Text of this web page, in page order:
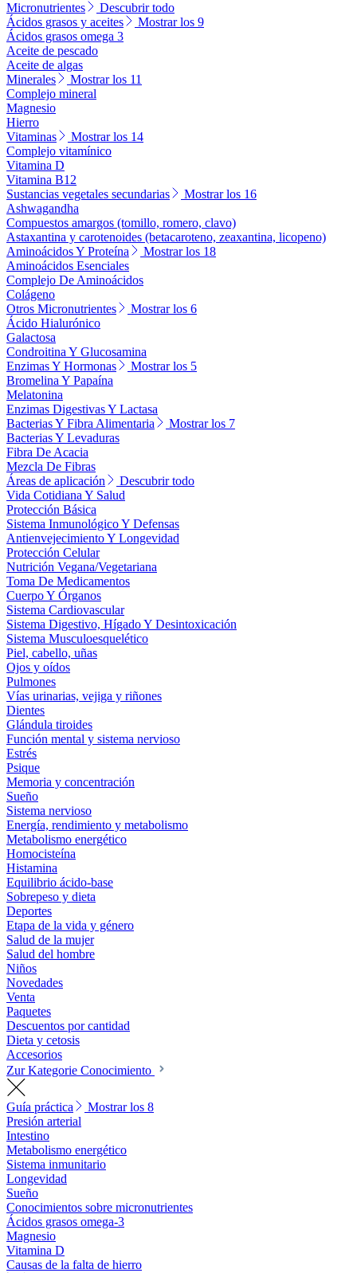
Micronutrientes
Descubrir todo
Ácidos grasos y aceites
Mostrar los 9
Ácidos grasos omega 3
Aceite de pescado
Aceite de algas
Minerales
Mostrar los 11
Complejo mineral
Magnesio
Hierro
Vitaminas
Mostrar los 14
Complejo vitamínico
Vitamina D
Vitamina B12
Sustancias vegetales secundarias
Mostrar los 16
Ashwagandha
Compuestos amargos (tomillo, romero, clavo)
Astaxantina y carotenoides (betacaroteno, zeaxantina, licopeno)
Aminoácidos Y Proteína
Mostrar los 18
Aminoácidos Esenciales
Complejo De Aminoácidos
Colágeno
Otros Micronutrientes
Mostrar los 6
Ácido Hialurónico
Galactosa
Condroitina Y Glucosamina
Enzimas Y Hormonas
Mostrar los 5
Bromelina Y Papaína
Melatonina
Enzimas Digestivas Y Lactasa
Bacterias Y Fibra Alimentaria
Mostrar los 7
Bacterias Y Levaduras
Fibra De Acacia
Mezcla De Fibras
Áreas de aplicación
Descubrir todo
Vida Cotidiana Y Salud
Protección Básica
Sistema Inmunológico Y Defensas
Antienvejecimiento Y Longevidad
Protección Celular
Nutrición Vegana/Vegetariana
Toma De Medicamentos
Cuerpo Y Órganos
Sistema Cardiovascular
Sistema Digestivo, Hígado Y Desintoxicación
Sistema Musculoesquelético
Piel, cabello, uñas
Ojos y oídos
Pulmones
Vías urinarias, vejiga y riñones
Dientes
Glándula tiroides
Función mental y sistema nervioso
Estrés
Psique
Memoria y concentración
Sueño
Sistema nervioso
Energía, rendimiento y metabolismo
Metabolismo energético
Homocisteína
Histamina
Equilibrio ácido-base
Sobrepeso y dieta
Deportes
Etapa de la vida y género
Salud de la mujer
Salud del hombre
Niños
Novedades
Venta
Paquetes
Descuentos por cantidad
Dieta y cetosis
Accesorios
Zur Kategorie Conocimiento
Guía práctica
Mostrar los 8
Presión arterial
Intestino
Metabolismo energético
Sistema inmunitario
Longevidad
Sueño
Conocimientos sobre micronutrientes
Ácidos grasos omega-3
Magnesio
Vitamina D
Causas de la falta de hierro